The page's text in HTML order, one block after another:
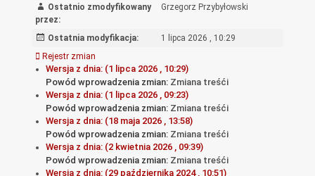
Ostatnio zmodyfikowany
przez:
Grzegorz Przybyłowski
Ostatnia modyfikacja:
1 lipca 2026 , 10:29
Rejestr zmian
Wersja z dnia: (1 lipca 2026 , 10:29)
Powód wprowadzenia zmian: Zmiana treśći
Wersja z dnia: (1 lipca 2026 , 09:23)
Powód wprowadzenia zmian: Zmiana treśći
Wersja z dnia: (18 maja 2026 , 13:58)
Powód wprowadzenia zmian: Zmiana treśći
Wersja z dnia: (2 kwietnia 2026 , 09:39)
Powód wprowadzenia zmian: Zmiana treśći
Wersja z dnia: (29 października 2024 , 10:51)